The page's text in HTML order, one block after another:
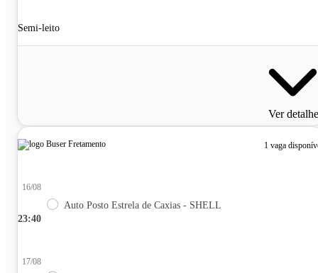
Semi-leito
Ver
1 vaga
23:40
16/08
Auto Posto Estrela de Caxias - SHELL
17/08